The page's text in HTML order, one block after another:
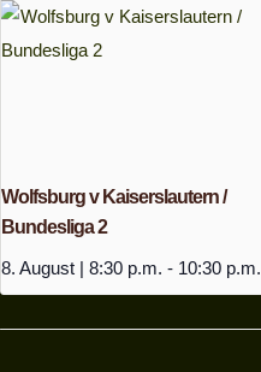
Wolfsburg v Kaiserslautern /
Bundesliga 2
8. August | 8:30 p.m. - 10:30 p.m.